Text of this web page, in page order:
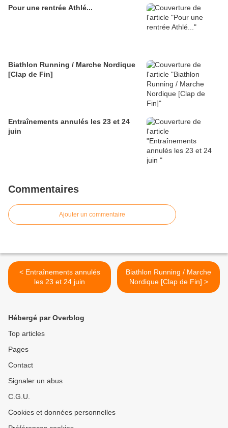
Pour une rentrée Athlé...
Biathlon Running / Marche Nordique
[Clap de Fin]
Entraînements annulés les 23 et 24
juin
Commentaires
Ajouter un commentaire
< Entraînements annulés
les 23 et 24 juin
Biathlon Running / Marche
Nordique [Clap de Fin] >
Hébergé par Overblog
Top articles
Pages
Contact
Signaler un abus
C.G.U.
Cookies et données personnelles